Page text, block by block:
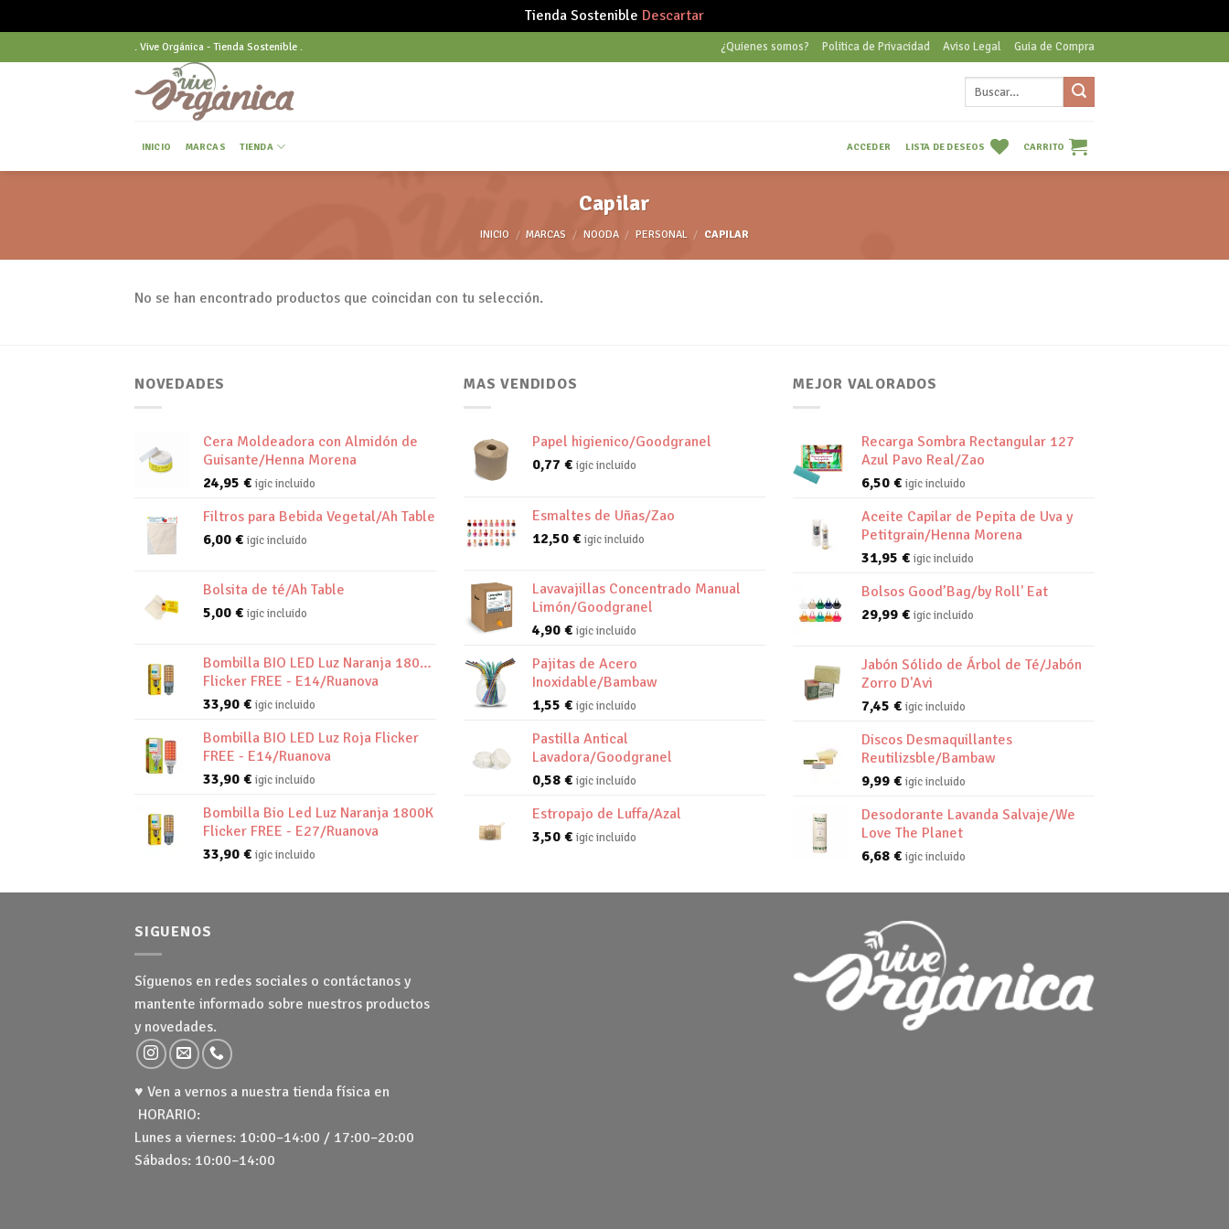
Tienda Sostenible Descartar
to
. Vive Orgánica - Tienda Sostenible . ¿Quienes somos? Politica de Privacidad Aviso Legal Guia de Compra
INICIO MARCAS TIENDA ACCEDER LISTA DE DESEOS CARRITO
Capilar
INICIO / MARCAS / NOODA / PERSONAL / CAPILAR
No se han encontrado productos que coincidan con tu selección.
NOVEDADES
Cera Moldeadora con Almidón de
Guisante/Henna Morena
24,95 € igic incluido
Filtros para Bebida Vegetal/Ah Table
6,00 € igic incluido
Bolsita de té/Ah Table
5,00 € igic incluido
Bombilla BIO LED Luz Naranja 1800K
Flicker FREE - E14/Ruanova
33,90 € igic incluido
Bombilla BIO LED Luz Roja Flicker
FREE - E14/Ruanova
33,90 € igic incluido
Bombilla Bio Led Luz Naranja 1800K
Flicker FREE - E27/Ruanova
33,90 € igic incluido
MAS VENDIDOS
Papel higienico/Goodgranel
0,77 € igic incluido
Esmaltes de Uñas/Zao
12,50 € igic incluido
Lavavajillas Concentrado Manual
Limón/Goodgranel
4,90 € igic incluido
Pajitas de Acero
Inoxidable/Bambaw
1,55 € igic incluido
Pastilla Antical
Lavadora/Goodgranel
0,58 € igic incluido
Estropajo de Luffa/Azal
3,50 € igic incluido
MEJOR VALORADOS
Recarga Sombra Rectangular 127
Azul Pavo Real/Zao
6,50 € igic incluido
Aceite Capilar de Pepita de Uva y
Petitgrain/Henna Morena
31,95 € igic incluido
Bolsos Good’Bag/by Roll' Eat
29,99 € igic incluido
Jabón Sólido de Árbol de Té/Jabón
Zorro D'Avi
7,45 € igic incluido
Discos Desmaquillantes
Reutilizsble/Bambaw
9,99 € igic incluido
Desodorante Lavanda Salvaje/We
Love The Planet
6,68 € igic incluido
SIGUENOS
Síguenos en redes sociales o contáctanos y
mantente informado sobre nuestros productos
y novedades.
♥ Ven a vernos a nuestra tienda física en
HORARIO:
Lunes a viernes: 10:00–14:00 / 17:00–20:00
Sábados: 10:00–14:00